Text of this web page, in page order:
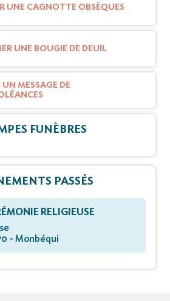
UNE CAGNOTTE OBSÈQUES
UNE BOUGIE DE DEUIL
UN MESSAGE DE
FUNÈBRES
PASSÉS
RELIGIEUSE
- Monbéqui